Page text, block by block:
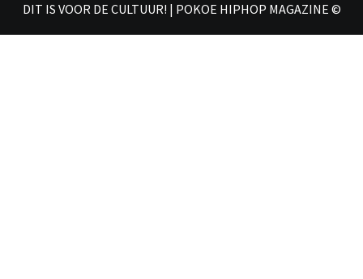
DIT IS VOOR DE CULTUUR! | POKOE HIPHOP MAGAZINE ©